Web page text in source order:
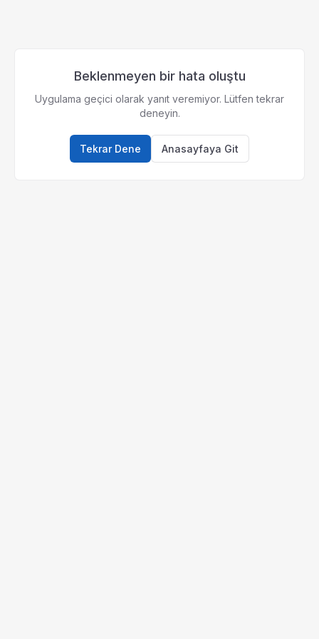
Beklenmeyen bir hata oluştu
Uygulama geçici olarak yanıt veremiyor. Lütfen tekrar
deneyin.
Tekrar Dene Anasayfaya Git